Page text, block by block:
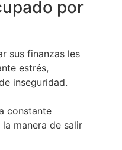
por
sus finanzas les
estrés,
inseguridad.
constante
manera de salir